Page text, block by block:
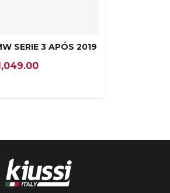
SERIE 3 APÓS 2019